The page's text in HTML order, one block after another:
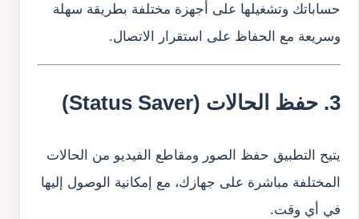
حساباتك وتشغيلها على أجهزة مختلفة بطريقة سهلة
وسريعة مع الحفاظ على استقرار الاتصال.
3. حفظ الحالات (Status Saver)
يتيح التطبيق حفظ الصور ومقاطع الفيديو من الحالات
المختلفة مباشرة على جهازك، مع إمكانية الوصول إليها
في أي وقت.